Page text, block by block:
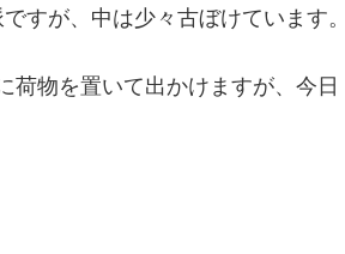
すが、中は少々古ぼけています。
荷物を置いて出かけますが、今日